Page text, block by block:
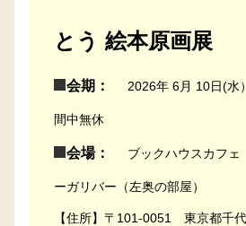
とう 絵本原画展
会期： 2026年 6月 10日(水
間中無休
会場： ブックハウスカフ
ーガリバー（左奥の部屋）
【住所】〒101-0051 東京都千